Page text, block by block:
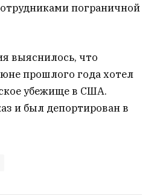
пограничной
выяснилось, что
прошлого года хотел
убежище в США.
и был депортирован в